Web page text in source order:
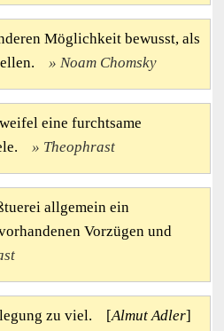
Möglichkeit bewusst, als
Noam Chomsky
eine furchtsame
Theophrast
allgemein ein
Vorzügen und
zu viel. [Almut Adler]